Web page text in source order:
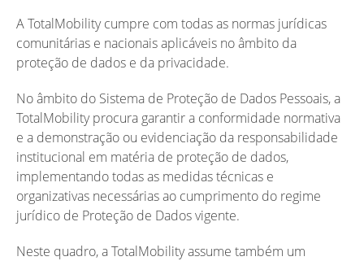
A TotalMobility cumpre com todas as normas jurídicas
comunitárias e nacionais aplicáveis no âmbito da
proteção de dados e da privacidade.
No âmbito do Sistema de Proteção de Dados Pessoais, a
TotalMobility procura garantir a conformidade normativa
e a demonstração ou evidenciação da responsabilidade
institucional em matéria de proteção de dados,
implementando todas as medidas técnicas e
organizativas necessárias ao cumprimento do regime
jurídico de Proteção de Dados vigente.
Neste quadro, a TotalMobility assume também um